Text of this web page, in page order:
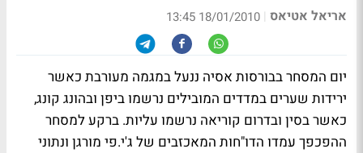
אריאל אטיאס |
18/01/2010 13:45
יום המסחר בבורסות אסיה ננעל במגמה מעורבת כאשר
ירידות שערים במדדים המובילים נרשמו ביפן ובהונג קונג,
כאשר בסין ובדרום קוריאה נרשמו עליות. ברקע למסחר
ההפכפך עמדו הדו"חות המאכזבים של ג'י.פי מורגן ונתוני